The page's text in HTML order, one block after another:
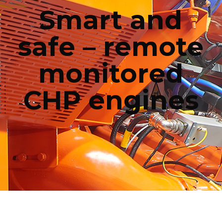
Smart and
safe – remote
monitored
CHP engines